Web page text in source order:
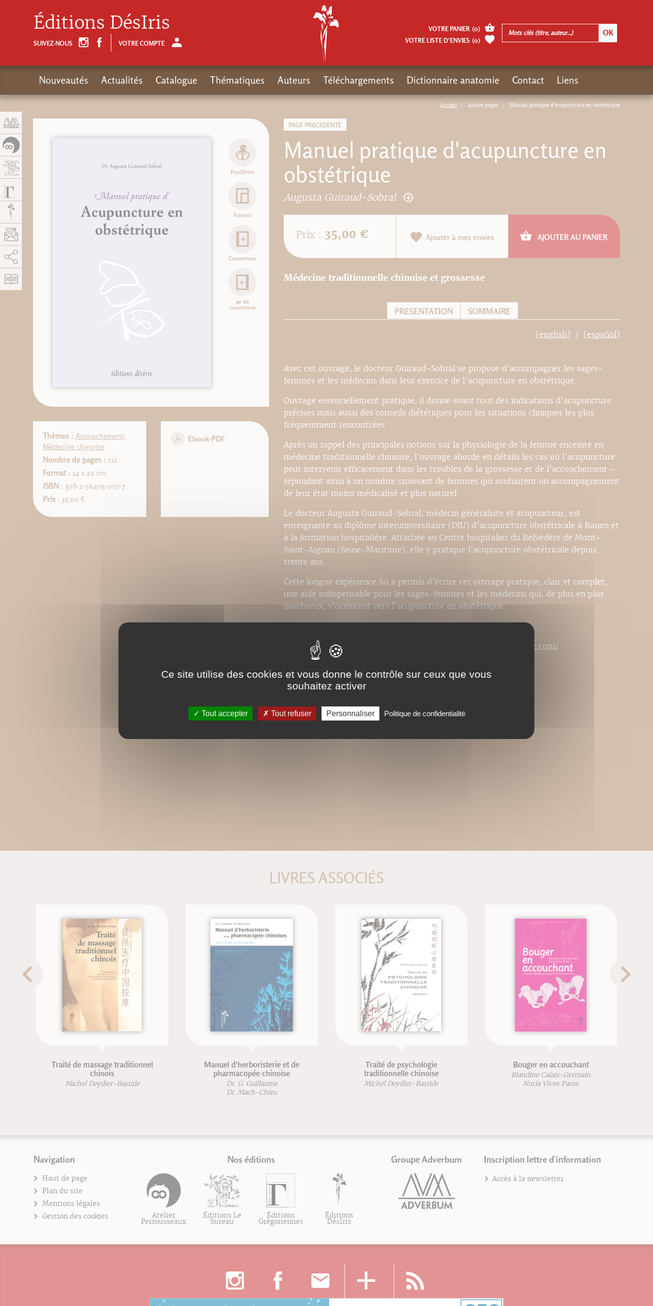
Accueil Autres pages Manuel pratique d'acupuncture en obstétrique
PAGE PRÉCÉDENTE
Manuel pratique d'acupuncture en
obstétrique
Augusta Guiraud-Sobral
Feuilleter
Format
Couverture
4e de
couverture
Thèmes : Accouchement,
Médecine chinoise
Nombre de pages : 112
Format : 14 x 22 cm
ISBN : 978-2-36403-007-7
Prix: 35,00 €
Ebook-PDF
Prix : 35,00 € Ajouter à mes envies AJOUTER AU PANIER
Médecine traditionnelle chinoise et grossesse
PRÉSENTATION SOMMAIRE
[english] [español]
Avec cet ouvrage, le docteur Guiraud-Sobral se propose d’accompagner les sages-
femmes et les médecins dans leur exercice de l’acupuncture en obstétrique.
Ouvrage essentiellement pratique, il donne avant tout des indications d’acupuncture
précises mais aussi des conseils diététiques pour les situations cliniques les plus
fréquemment rencontrées.
Après un rappel des principales notions sur la physiologie de la femme enceinte en
médecine traditionnelle chinoise, l’ouvrage aborde en détails les cas où l’acupuncture
peut intervenir efficacement dans les troubles de la grossesse et de l’accouchement –
répondant ainsi à un nombre croissant de femmes qui souhaitent un accompagnement
de leur état moins médicalisé et plus naturel.
Le docteur Augusta Guiraud-Sobral, médecin généraliste et acupuncteur, est
enseignante au diplôme interuniversitaire (DIU) d’acupuncture obstétricale à Rouen et
à la formation hospitalière. Attachée au Centre hospitalier du Belvédère de Mont-
Saint-Aignan (Seine-Maritime), elle y pratique l’acupuncture obstétricale depuis
trente ans.
Cette longue expérience lui a permis d’écrire cet ouvrage pratique, clair et complet,
une aide indispensable pour les sages-femmes et les médecins qui, de plus en plus
nombreux, s’orientent vers l’acupuncture en obstétrique.
Recommandé par le site : http://www.acupuncture-traditionnelle.com/
LIVRES ASSOCIÉS
Traité de massage traditionnel
chinois
Michel Deydier-Bastide
Manuel d'herboristerie et de
pharmacopée chinoise
Dr. G. Guillaume
Dr. Mach-Chieu
Traité de psychologie
traditionnelle chinoise
Michel Deydier-Bastide
Bouger en accouchant
Blandine Calais-Germain
Nuria Vives Pares
Navigation
Haut de page
Plan du site
Mentions légales
Gestion des cookies
Nos éditions
Atelier
Perrousseaux
Éditions Le
Sureau
Éditions
Grégoriennes
Éditions
DésIris
Groupe Adverbum Inscription lettre d'information
Accès à la newsletter
Éditions DésIris
SUIVEZ-NOUS VOTRE COMPTE
VOTRE PANIER (0)
VOTRE LISTE D’ENVIES (0)
Nouveautés Actualités Catalogue Thématiques Auteurs Téléchargements Dictionnaire anatomie Contact Liens
Ce site utilise des cookies et vous donne le contrôle sur ceux que vous
souhaitez activer
Tout accepter Tout refuser Personnaliser Politique de confidentialité